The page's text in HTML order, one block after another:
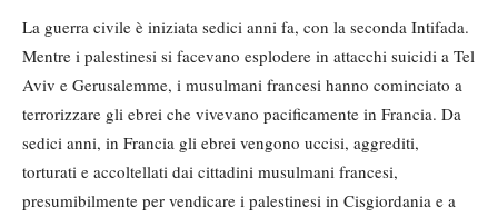
La guerra civile è iniziata sedici anni fa, con la seconda Intifada.
Mentre i palestinesi si facevano esplodere in attacchi suicidi a Tel
Aviv e Gerusalemme, i musulmani francesi hanno cominciato a
terrorizzare gli ebrei che vivevano pacificamente in Francia. Da
sedici anni, in Francia gli ebrei vengono uccisi, aggrediti,
torturati e accoltellati dai cittadini musulmani francesi,
presumibilmente per vendicare i palestinesi in Cisgiordania e a